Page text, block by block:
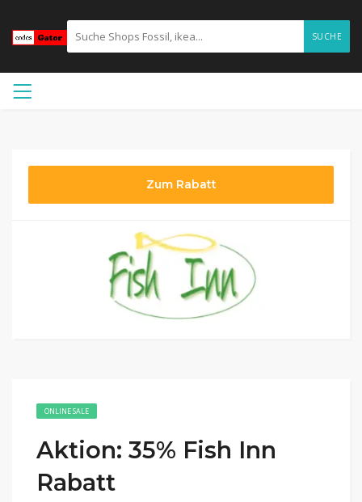
SUCHE
Zum Rabatt
ONLINE SALE
Aktion: 35% Fish Inn
Rabatt